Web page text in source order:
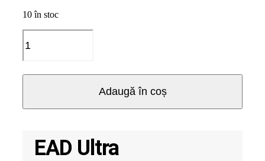
10 în stoc
EAD
Ultra
Dezinfectant
Light
Adaugă în coș
EAD Ultra